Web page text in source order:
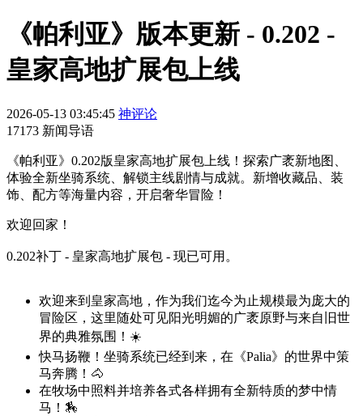
《帕利亚》版本更新 - 0.202 -
皇家高地扩展包上线
2026-05-13 03:45:45 神评论
17173 新闻导语
《帕利亚》0.202版皇家高地扩展包上线！探索广袤新地图、
体验全新坐骑系统、解锁主线剧情与成就。新增收藏品、装
饰、配方等海量内容，开启奢华冒险！
欢迎回家！
0.202补丁 - 皇家高地扩展包 - 现已可用。
欢迎来到皇家高地，作为我们迄今为止规模最为庞大的
冒险区，这里随处可见阳光明媚的广袤原野与来自旧世
界的典雅氛围！☀️
快马扬鞭！坐骑系统已经到来，在《Palia》的世界中策
马奔腾！🐴
在牧场中照料并培养各式各样拥有全新特质的梦中情
马！🏇